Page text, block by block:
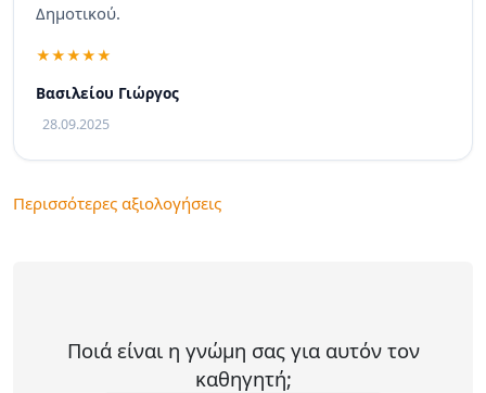
Δημοτικού.
Βασιλείου Γιώργος
28.09.2025
Περισσότερες αξιολογήσεις
Ποιά είναι η γνώμη σας για αυτόν τον
καθηγητή;